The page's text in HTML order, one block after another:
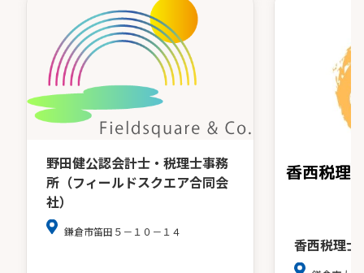
野田健公認会計士・税理士事務
所（フィールドスクエア合同会
社）
鎌倉市笛田５－１０－１４
香西税理士